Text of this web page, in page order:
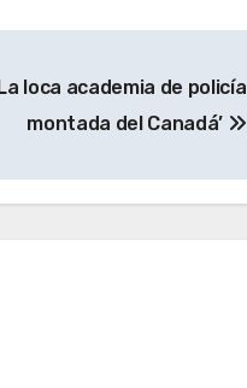
loca academia de policía
montada del Canadá’